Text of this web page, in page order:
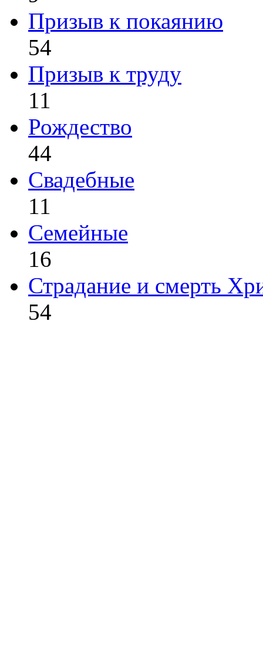
Призыв к покаянию
54
Призыв к труду
11
Рождество
44
Свадебные
11
Семейные
16
Страдание и смерть
54